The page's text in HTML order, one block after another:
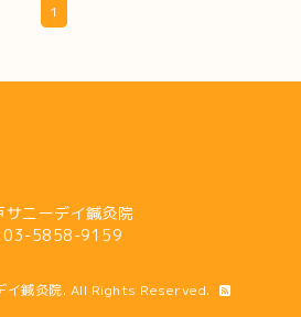
1
サニーデイ鍼灸院
03-5858-9159
イ鍼灸院. All Rights Reserved.